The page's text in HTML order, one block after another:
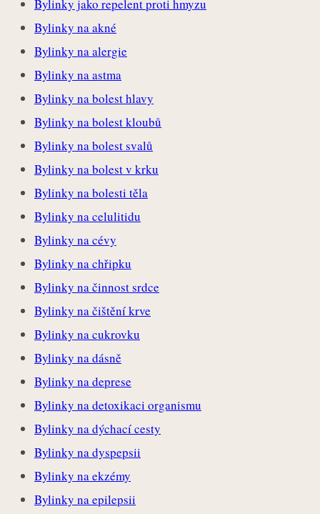
Bylinky jako repelent proti hmyzu
Bylinky na akné
Bylinky na alergie
Bylinky na astma
Bylinky na bolest hlavy
Bylinky na bolest kloubů
Bylinky na bolest svalů
Bylinky na bolest v krku
Bylinky na bolesti těla
Bylinky na celulitidu
Bylinky na cévy
Bylinky na chřipku
Bylinky na činnost srdce
Bylinky na čištění krve
Bylinky na cukrovku
Bylinky na dásně
Bylinky na deprese
Bylinky na detoxikaci organismu
Bylinky na dýchací cesty
Bylinky na dyspepsii
Bylinky na ekzémy
Bylinky na epilepsii